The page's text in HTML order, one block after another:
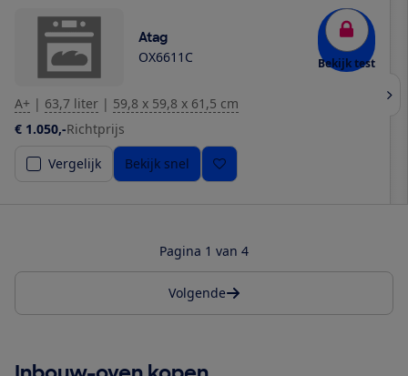
Atag
OX6611C Bekijk test
A+ | 63,7 liter | 59,8 x 59,8 x 61,5 cm
€ 1.050,-Richtprijs
Vergelijk
Bekijk snel
Pagina 1 van 4
Volgende